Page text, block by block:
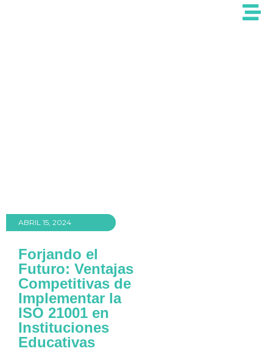
ABRIL 15, 2024
Forjando el
Futuro: Ventajas
Competitivas de
Implementar la
ISO 21001 en
Instituciones
Educativas